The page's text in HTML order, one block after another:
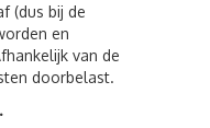
(dus bij de
en
van de
doorbelast.